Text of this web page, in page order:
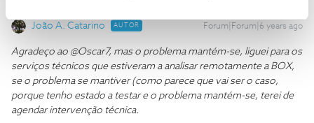
João A. Catarino AUTOR Forum|Forum|6 years ago
Agradeço ao @Oscar7, mas o problema mantém-se, liguei para os
serviços técnicos que estiveram a analisar remotamente a BOX,
se o problema se mantiver (como parece que vai ser o caso,
porque tenho estado a testar e o problema mantém-se, terei de
agendar intervenção técnica.